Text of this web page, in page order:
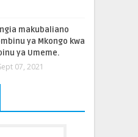
makubaliano
ya Mkongo kwa
ya Umeme.
07, 2021